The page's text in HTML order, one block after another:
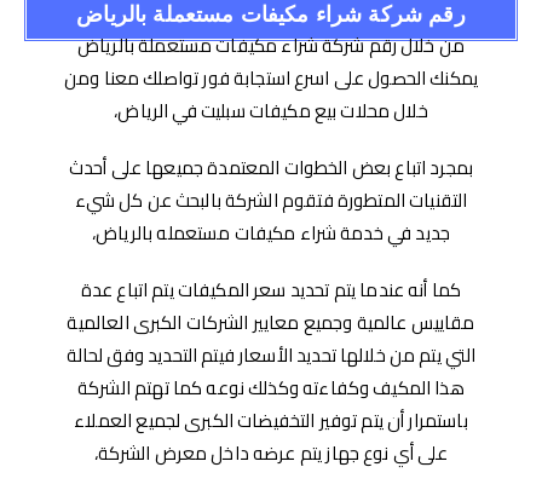
رقم شركة شراء مكيفات مستعملة بالرياض
من خلال رقم شركة شراء مكيفات مستعملة بالرياض
يمكنك الحصول على اسرع استجابة فور تواصلك معنا ومن
خلال محلات بيع مكيفات سبليت في الرياض،
بمجرد اتباع بعض الخطوات المعتمدة جميعها على أحدث
التقنيات المتطورة فتقوم الشركة بالبحث عن كل شيء
جديد في خدمة شراء مكيفات مستعمله بالرياض،
كما أنه عندما يتم تحديد سعر المكيفات يتم اتباع عدة
مقاييس عالمية وجميع معايير الشركات الكبرى العالمية
التي يتم من خلالها تحديد الأسعار فيتم التحديد وفق لحالة
هذا المكيف وكفاءته وكذلك نوعه كما تهتم الشركة
باستمرار أن يتم توفير التخفيضات الكبرى لجميع العملاء
على أي نوع جهاز يتم عرضه داخل معرض الشركة،